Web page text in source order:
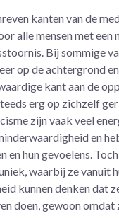
kanten van de
alle mensen met een
Bij sommige
op de achtergrond
kant aan de
erg op zichzelf
zijn vaak veel
en
en hun gevoelens.
waarbij ze vanuit
kunnen denken dat
doen, gewoon omdat